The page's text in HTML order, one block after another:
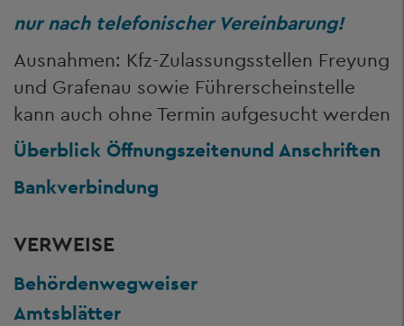
nur nach telefonischer Vereinbarung!
Ausnahmen: Kfz-Zulassungsstellen Freyung
und Grafenau sowie Führerscheinstelle
kann auch ohne Termin aufgesucht werden
Überblick Öffnungszeitenund Anschriften
Bankverbindung
VERWEISE
Behördenwegweiser
Amtsblätter